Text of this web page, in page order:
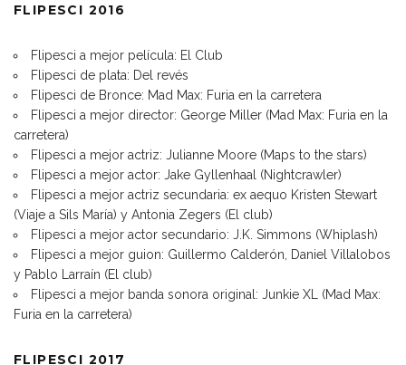
FLIPESCI 2016
Flipesci a mejor película: El Club
Flipesci de plata: Del revés
Flipesci de Bronce: Mad Max: Furia en la carretera
Flipesci a mejor director: George Miller (Mad Max: Furia en la
carretera)
Flipesci a mejor actriz: Julianne Moore (Maps to the stars)
Flipesci a mejor actor: Jake Gyllenhaal (Nightcrawler)
Flipesci a mejor actriz secundaria: ex aequo Kristen Stewart
(Viaje a Sils María) y Antonia Zegers (El club)
Flipesci a mejor actor secundario: J.K. Simmons (Whiplash)
Flipesci a mejor guion: Guillermo Calderón, Daniel Villalobos
y Pablo Larraín (El club)
Flipesci a mejor banda sonora original: Junkie XL (Mad Max:
Furia en la carretera)
FLIPESCI 2017